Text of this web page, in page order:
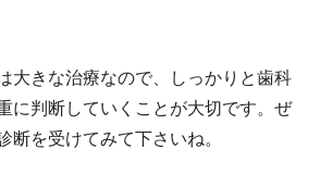
大きな治療なので、しっかりと歯科
に判断していくことが大切です。ぜ
断を受けてみて下さいね。